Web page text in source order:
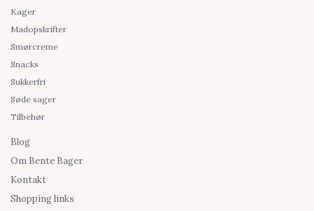
Kager
Madopskrifter
Smørcreme
Snacks
Sukkerfri
Søde sager
Tilbehør
Blog
Om Bente Bager
Kontakt
Shopping links